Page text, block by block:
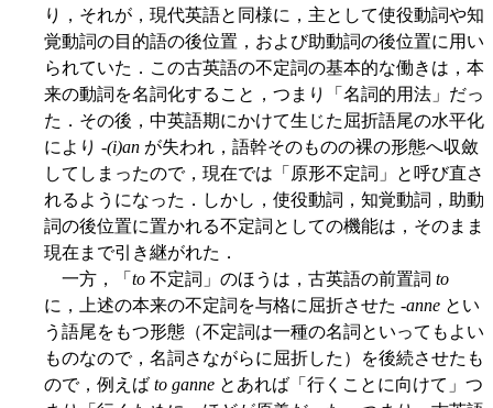
り，それが，現代英語と同様に，主として使役動詞や知
覚動詞の目的語の後位置，および助動詞の後位置に用い
られていた．この古英語の不定詞の基本的な働きは，本
来の動詞を名詞化すること，つまり「名詞的用法」だっ
た．その後，中英語期にかけて生じた屈折語尾の水平化
により -(i)an が失われ，語幹そのものの裸の形態へ収斂
してしまったので，現在では「原形不定詞」と呼び直さ
れるようになった．しかし，使役動詞，知覚動詞，助動
詞の後位置に置かれる不定詞としての機能は，そのまま
現在まで引き継がれた．
一方，「 to 不定詞」のほうは，古英語の前置詞 to
に，上述の本来の不定詞を与格に屈折させた -anne とい
う語尾をもつ形態（不定詞は一種の名詞といってもよい
ものなので，名詞さながらに屈折した）を後続させたも
ので，例えば to ganne とあれば「行くことに向けて」つ